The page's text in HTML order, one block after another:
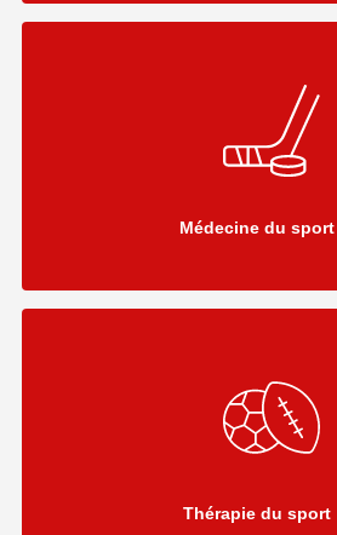
Médecine du sport
Thérapie du sport